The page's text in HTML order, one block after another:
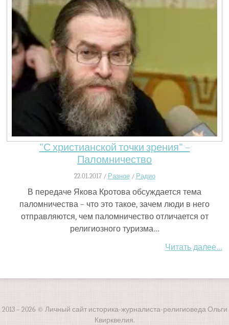
"С христианской точки зрения" –
Паломничество
22.01.2017 / Разное/ Радио
В передаче Якова Кротова обсуждается тема
паломничества – что это такое, зачем люди в него
отправляются, чем паломничество отличается от
религиозного туризма…
Читать далее…
2013 – 2026 © Личный сайт историка-журналиста-религиоведа Ольги
Квирквелия.